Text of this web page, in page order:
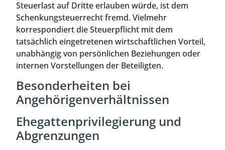
Steuerlast auf Dritte erlauben würde, ist dem
Schenkungsteuerrecht fremd. Vielmehr
korrespondiert die Steuerpflicht mit dem
tatsächlich eingetretenen wirtschaftlichen Vorteil,
unabhängig von persönlichen Beziehungen oder
internen Vorstellungen der Beteiligten.
Besonderheiten bei
Angehörigenverhältnissen
Ehegattenprivilegierung und
Abgrenzungen